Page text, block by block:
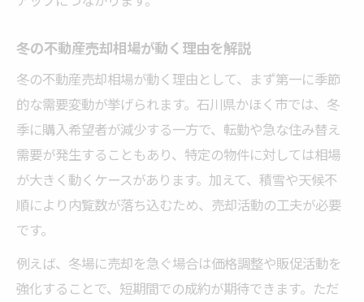
冬の不動産売却相場が動く理由を解説
冬の不動産売却相場が動く理由として、まず第一に季節
的な需要変動が挙げられます。石川県かほく市では、冬
季に購入希望者が減少する一方で、転勤や急な住み替え
需要が発生することもあり、特定の物件に対しては相場
が大きく動くケースがあります。加えて、積雪や天候不
順により内覧数が落ち込むため、売却活動の工夫が必要
です。
例えば、冬場に売却を急ぐ場合は価格調整や販促活動を
強化することで、短期間での成約が期待できます。ただ